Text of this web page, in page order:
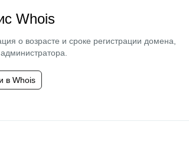
Whois
о возрасте и сроке регистрации домена,
в Whois